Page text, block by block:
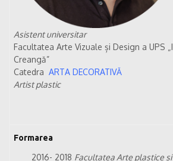
Asistent universitar
Facultatea Arte Vizuale și Design a UPS „I.
Creangă”
Catedra
ARTA DECORATIVĂ
Artist plastic
Formarea
2016- 2018 Facultatea Arte plastice și